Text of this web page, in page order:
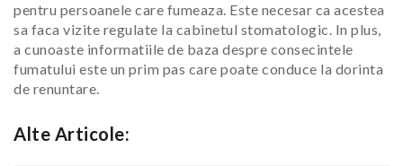
pentru persoanele care fumeaza. Este necesar ca acestea
sa faca vizite regulate la cabinetul stomatologic. In plus,
a cunoaste informatiile de baza despre consecintele
fumatului este un prim pas care poate conduce la dorinta
de renuntare.
Alte Articole: